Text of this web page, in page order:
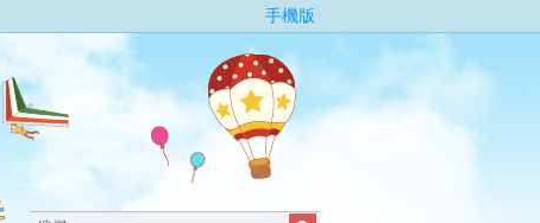
手機版